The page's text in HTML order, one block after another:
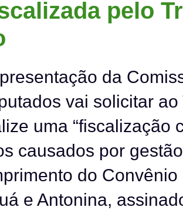
pelo
da
vai solicitar
uma “fiscalização
causados por
do
e Antonina,